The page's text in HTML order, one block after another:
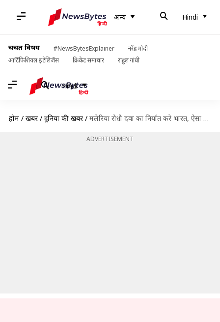
अन्य Hindi
चर्चित विषय #NewsBytesExplainer
नरेंद्र मोदी
आर्टिफिशियल इंटेलिजेंस
क्रिकेट समाचार राहुल गांधी
Hindi
होम / खबरें / दुनिया की खबरें / मलेरिया रोधी दवा का निर्यात करे भारत, ऐसा नहीं करने पर जवाबी कार्रवाई संभव- ट्रंप
ADVERTISEMENT